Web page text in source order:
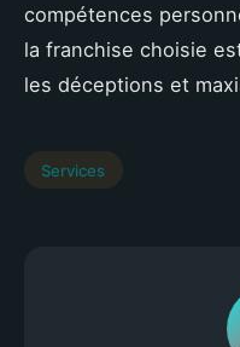
compétences
la franchise choisie
les déceptions et
Services